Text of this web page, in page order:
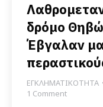
δρόμο
Έβγαλαν
ΕΓΚΛΗΜΑΤΙΚΟΤΗΤΑ
1 Comment